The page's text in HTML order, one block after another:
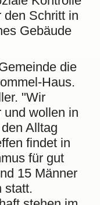
den Schritt in
Gebäude
die
Haus.
"Wir
und wollen in
Alltag
findet in
für gut
15 Männer
statt.